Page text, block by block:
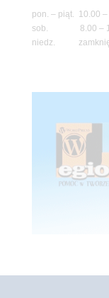
pon. – piąt. 10.00 –
sob. 8.00 –
niedz.